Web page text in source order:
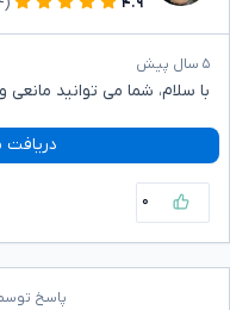
۵ سال پیش
با سلام، شما می توانید مانعی
دریافت
۰
پاسخ توسط